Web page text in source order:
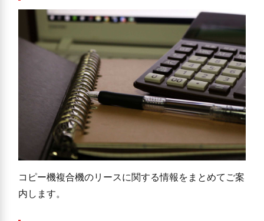
コピー機複合機のリースに関する情報をまとめてご案
内します。